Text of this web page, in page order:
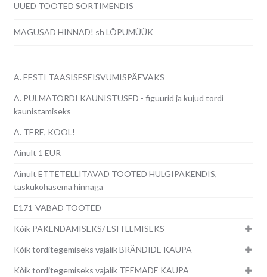
UUED TOOTED SORTIMENDIS
MAGUSAD HINNAD! sh LÕPUMÜÜK
A. EESTI TAASISESEISVUMISPÄEVAKS
A. PULMATORDI KAUNISTUSED - figuurid ja kujud tordi
kaunistamiseks
A. TERE, KOOL!
Ainult 1 EUR
Ainult ETTETELLITAVAD TOOTED HULGIPAKENDIS,
taskukohasema hinnaga
E171-VABAD TOOTED
Kõik PAKENDAMISEKS/ ESITLEMISEKS
Kõik torditegemiseks vajalik BRÄNDIDE KAUPA
Kõik torditegemiseks vajalik TEEMADE KAUPA